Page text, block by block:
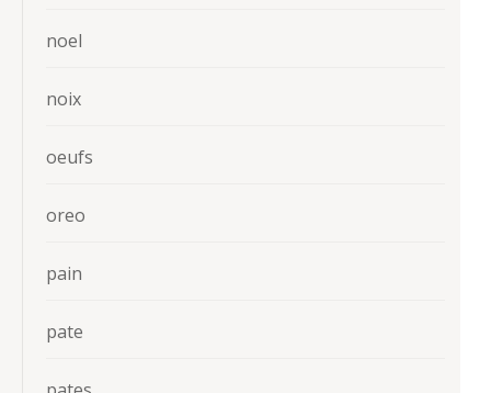
noel
noix
oeufs
oreo
pain
pate